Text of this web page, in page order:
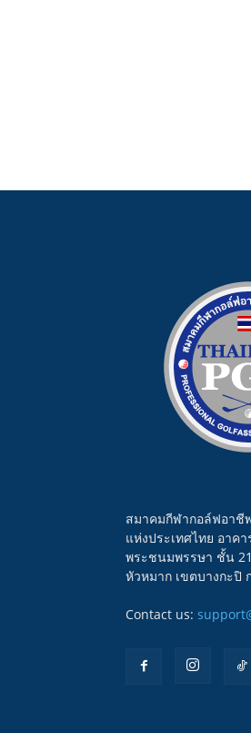
สมาคมกีฬากอล์ฟอาชี
แห่งประเทศไทย อาค
พระชนมพรรษา ชั้น
หัวหมาก เขตบางกะปิ
Contact us: